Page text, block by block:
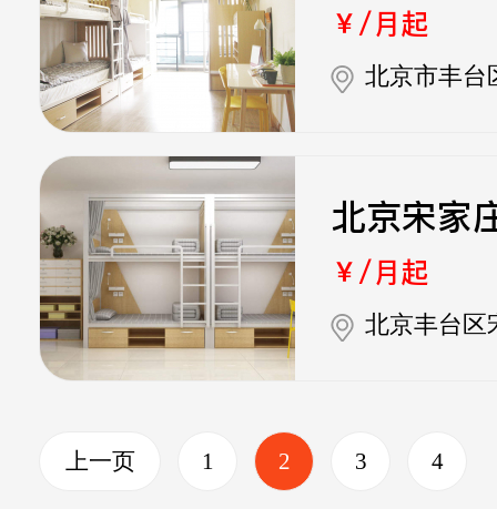
￥/月起
北京市丰台
北京宋家
￥/月起
北京丰台区
上一页 1 2 3 4